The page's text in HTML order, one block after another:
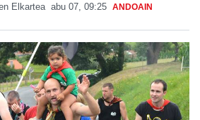
Elkartea abu 07, 09:25 ANDOAIN